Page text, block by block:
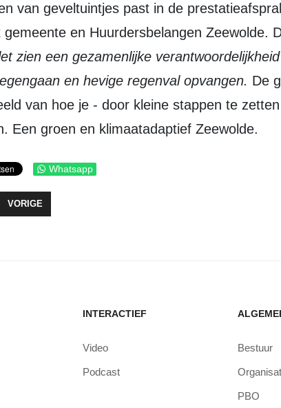
van geveltuintjes past in de
en Huurdersbelangen Zeewolde.
zien een gezamenlijke
en hevige regenval opvangen. De
van hoe je - door kleine stappen te
Een groen en klimaatadaptief Zeewolde.
Whatsapp
VORIG ARTIKEL: INFORMATIEAVOND ZEEWOLDE
VORIGE
INTERACTIEF
Video
Podcast
Bestuur
PBO